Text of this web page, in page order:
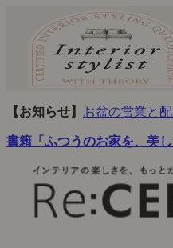
【お知らせ】 お盆の営業と
書籍「ふつうのお家を、美